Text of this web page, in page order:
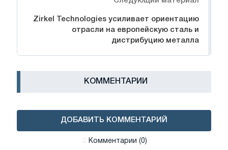
Zirkel Technologies усиливает ориентацию
отрасли на европейскую сталь и
дистрибуцию металла
КОММЕНТАРИИ
ДОБАВИТЬ КОММЕНТАРИЙ
Комментарии (0)